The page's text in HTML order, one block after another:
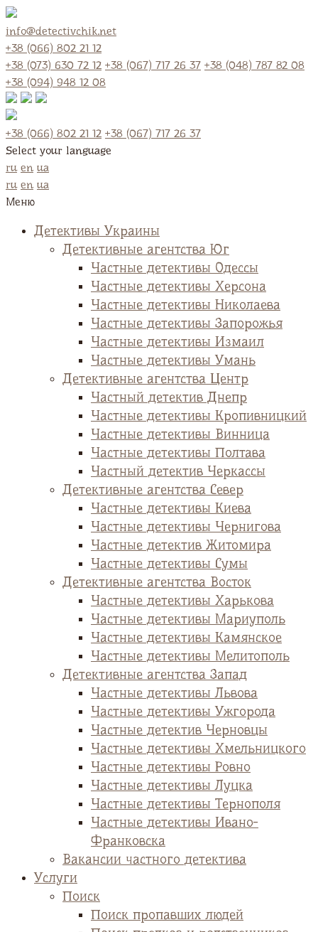
info@detectivchik.net
+38 (066) 802 21 12
+38 (073) 630 72 12 +38 (067) 717 26 37 +38 (048) 787 82 08
+38 (094) 948 12 08
+38 (066) 802 21 12 +38 (067) 717 26 37
Select your language
ru en ua
ru en ua
Меню
Детективы Украины
Детективные агентства Юг
Частные детективы Одессы
Частные детективы Херсона
Частные детективы Николаева
Частные детективы Запорожья
Частные детективы Измаил
Частные детективы Умань
Детективные агентства Центр
Частный детектив Днепр
Частные детективы Кропивницкий
Частные детективы Винница
Частные детективы Полтава
Частный детектив Черкассы
Детективные агентства Север
Частные детективы Киева
Частные детективы Чернигова
Частные детектив Житомира
Частные детективы Сумы
Детективные агентства Восток
Частные детективы Харькова
Частные детективы Мариуполь
Частные детективы Камянское
Частные детективы Мелитополь
Детективные агентства Запад
Частные детективы Львова
Частные детективы Ужгорода
Частные детектив Черновцы
Частные детективы Хмельницкого
Частные детективы Ровно
Частные детективы Луцка
Частные детективы Тернополя
Частные детективы Ивано-
Франковска
Вакансии частного детектива
Услуги
Поиск
Поиск пропавших людей